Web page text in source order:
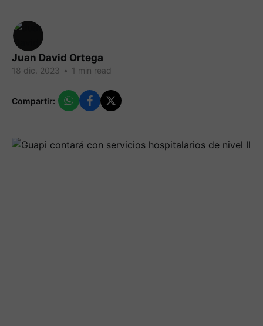
Juan David Ortega
18 dic. 2023 • 1 min read
Compartir: